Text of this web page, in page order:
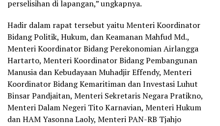
perselisihan di lapangan,” ungkapnya.
Hadir dalam rapat tersebut yaitu Menteri Koordinator
Bidang Politik, Hukum, dan Keamanan Mahfud Md.,
Menteri Koordinator Bidang Perekonomian Airlangga
Hartarto, Menteri Koordinator Bidang Pembangunan
Manusia dan Kebudayaan Muhadjir Effendy, Menteri
Koordinator Bidang Kemaritiman dan Investasi Luhut
Binsar Pandjaitan, Menteri Sekretaris Negara Pratikno,
Menteri Dalam Negeri Tito Karnavian, Menteri Hukum
dan HAM Yasonna Laoly, Menteri PAN-RB Tjahjo